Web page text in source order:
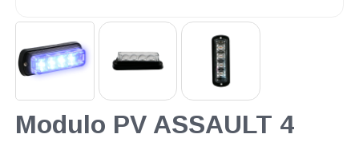
Modulo PV ASSAULT 4